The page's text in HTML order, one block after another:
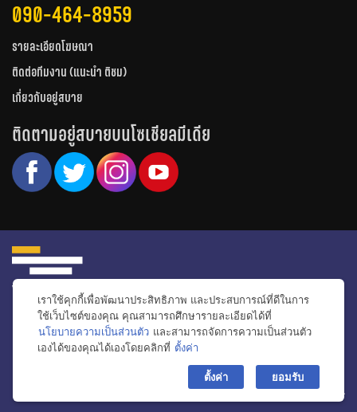
090-464-8959
รายละเอียดโฆษณา
ติดต่อทีมงาน (แนะนำ ติชม)
เกี่ยวกับอยู่สบาย
ติดตามอยู่สบายบนโซเชียลมีเดีย
หน้าหลัก รีวิวคอนโด รีวิวทาวน์โฮม รีวิวบ้านเดี่ยว
วีดีโอรีวิว
ไอเดียแต่งบ้าน
ข่าวอสังหาริมทรัพย์
โปรโมชั่นบ้านและคอนโด
© สงวนลิขสิทธิ์ 2556-2564
เราใช้คุกกี้เพื่อพัฒนาประสิทธิภาพ และประสบการณ์ที่ดีในการ
ใช้เว็บไซต์ของคุณ คุณสามารถศึกษารายละเอียดได้ที่
นโยบายความเป็นส่วนตัว และสามารถจัดการความเป็นส่วนตัว
เองได้ของคุณได้เองโดยคลิกที่ ตั้งค่า
ตั้งค่า ยอมรับ